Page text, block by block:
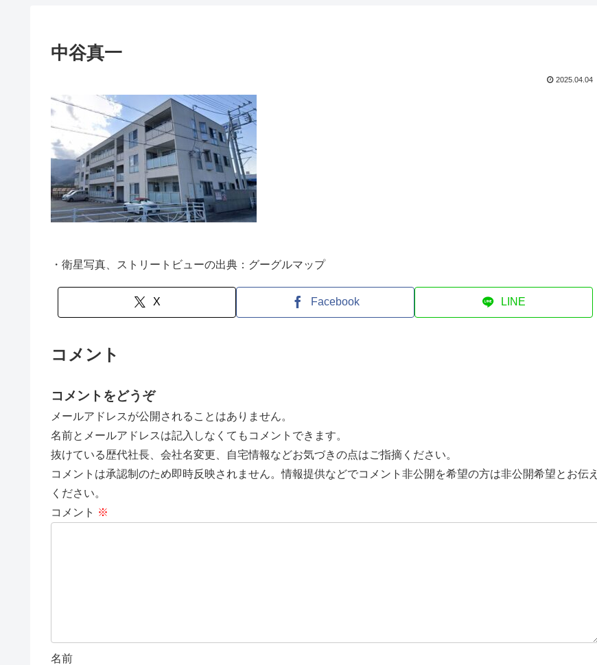
中谷真一
2025.04.04
・衛星写真、ストリートビューの出典：グーグルマップ
X Facebook LINE
コメント
コメントをどうぞ
メールアドレスが公開されることはありません。
名前とメールアドレスは記入しなくてもコメントできます。
抜けている歴代社長、会社名変更、自宅情報などお気づきの点はご指摘ください。
コメントは承認制のため即時反映されません。情報提供などでコメント非公開を希望の方は非公開希望とお伝え
ください。
コメント ※
名前